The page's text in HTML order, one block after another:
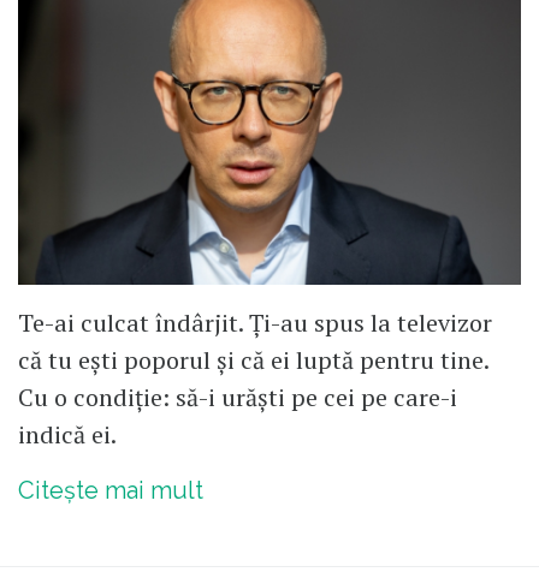
Te-ai culcat îndârjit. Ți-au spus la televizor
că tu ești poporul și că ei luptă pentru tine.
Cu o condiție: să-i urăști pe cei pe care-i
indică ei.
Citește mai mult